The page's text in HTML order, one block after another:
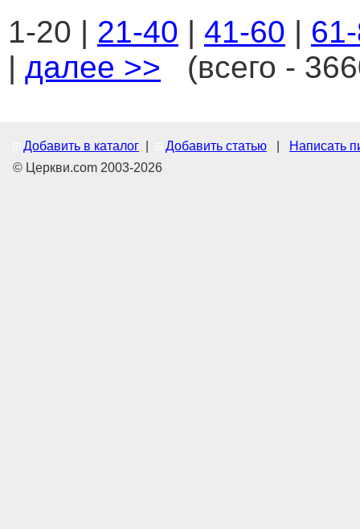
1-20 | 21-40 | 41-60 |
| далее >> (всего -
Добавить в каталог Добавить статью
Написать
© Церкви.com 2003-2026